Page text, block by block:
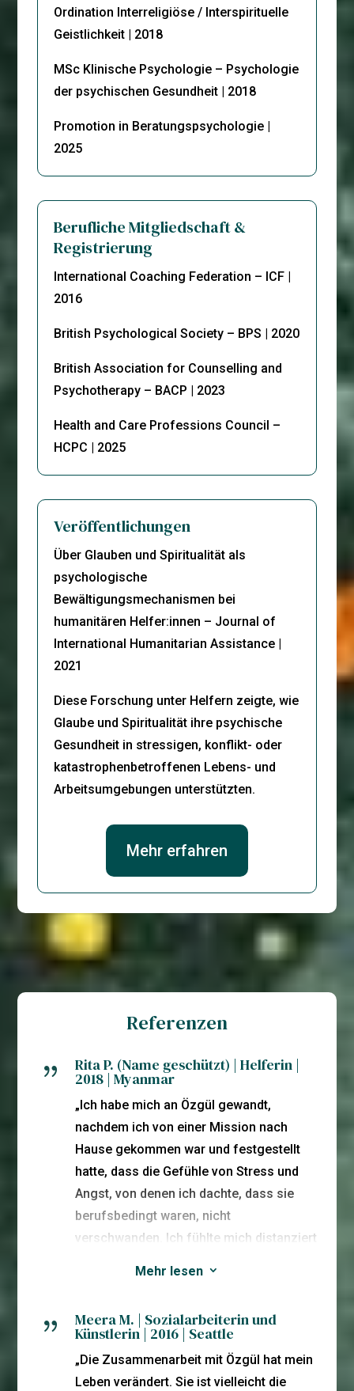
Ordination Interreligiöse / Interspirituelle
Geistlichkeit | 2018
MSc Klinische Psychologie – Psychologie
der psychischen Gesundheit | 2018
Promotion in Beratungspsychologie |
2025
Berufliche Mitgliedschaft &
Registrierung
International Coaching Federation – ICF |
2016
British Psychological Society – BPS | 2020
British Association for Counselling and
Psychotherapy – BACP | 2023
Health and Care Professions Council –
HCPC | 2025
Veröffentlichungen
Über Glauben und Spiritualität als
psychologische
Bewältigungsmechanismen bei
humanitären Helfer:innen – Journal of
International Humanitarian Assistance |
2021
Diese Forschung unter Helfern zeigte, wie
Glaube und Spiritualität ihre psychische
Gesundheit in stressigen, konflikt- oder
katastrophenbetroffenen Lebens- und
Arbeitsumgebungen unterstützten.
Mehr erfahren
Referenzen
{ Rita P. (Name geschützt) | Helferin |
2018 | Myanmar
„Ich habe mich an Özgül gewandt,
nachdem ich von einer Mission nach
Hause gekommen war und festgestellt
hatte, dass die Gefühle von Stress und
Angst, von denen ich dachte, dass sie
berufsbedingt waren, nicht
verschwanden. Ich fühlte mich distanziert
Nachhausekommen an. Sie hat die
Fähigkeit, Ihnen das Gefühl zu geben, in
all Ihrer Zerbrechlichkeit gehört und
Mehr lesen 3
{ Meera M. | Sozialarbeiterin und
Künstlerin | 2016 | Seattle
„Die Zusammenarbeit mit Özgül hat mein
Leben verändert. Sie ist vielleicht die